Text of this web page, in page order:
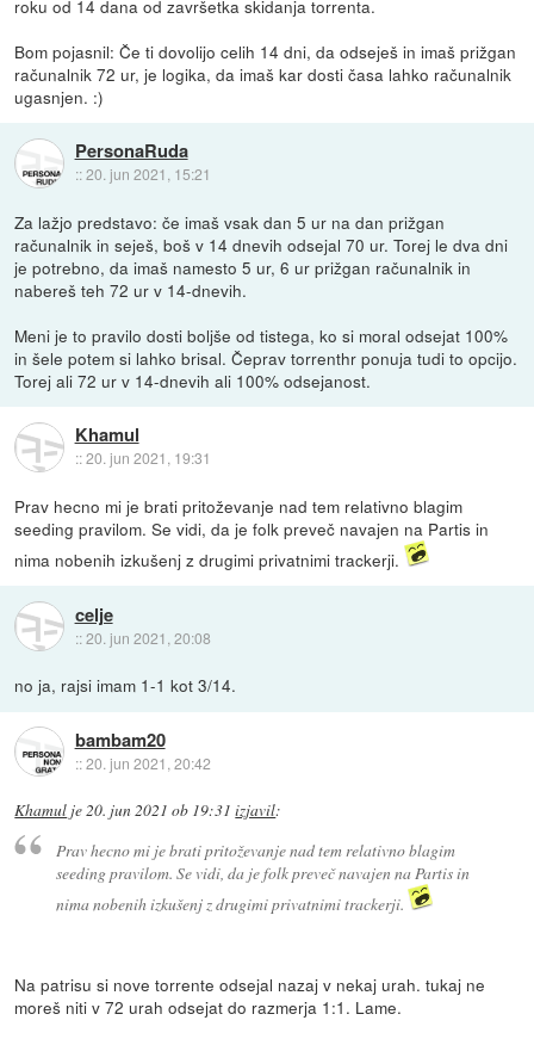
roku od 14 dana od završetka skidanja torrenta.
Bom pojasnil: Če ti dovolijo celih 14 dni, da odseješ in imaš prižgan
računalnik 72 ur, je logika, da imaš kar dosti časa lahko računalnik
ugasnjen. :)
PersonaRuda
::20. jun 2021, 15:21
Za lažjo predstavo: če imaš vsak dan 5 ur na dan prižgan
računalnik in seješ, boš v 14 dnevih odsejal 70 ur. Torej le dva dni
je potrebno, da imaš namesto 5 ur, 6 ur prižgan računalnik in
nabereš teh 72 ur v 14-dnevih.
Meni je to pravilo dosti boljše od tistega, ko si moral odsejat 100%
in šele potem si lahko brisal. Čeprav torrenthr ponuja tudi to opcijo.
Torej ali 72 ur v 14-dnevih ali 100% odsejanost.
Khamul
::20. jun 2021, 19:31
Prav hecno mi je brati pritoževanje nad tem relativno blagim
seeding pravilom. Se vidi, da je folk preveč navajen na Partis in
nima nobenih izkušenj z drugimi privatnimi trackerji.
celje
::20. jun 2021, 20:08
no ja, rajsi imam 1-1 kot 3/14.
bambam20
::20. jun 2021, 20:42
Khamul je20. jun 2021 ob 19:31 izjavil:
Prav hecno mi je brati pritoževanje nad tem relativno blagim
seeding pravilom. Se vidi, da je folk preveč navajen na Partis in
nima nobenih izkušenj z drugimi privatnimi trackerji.
Na patrisu si nove torrente odsejal nazaj v nekaj urah. tukaj ne
moreš niti v 72 urah odsejat do razmerja 1:1. Lame.